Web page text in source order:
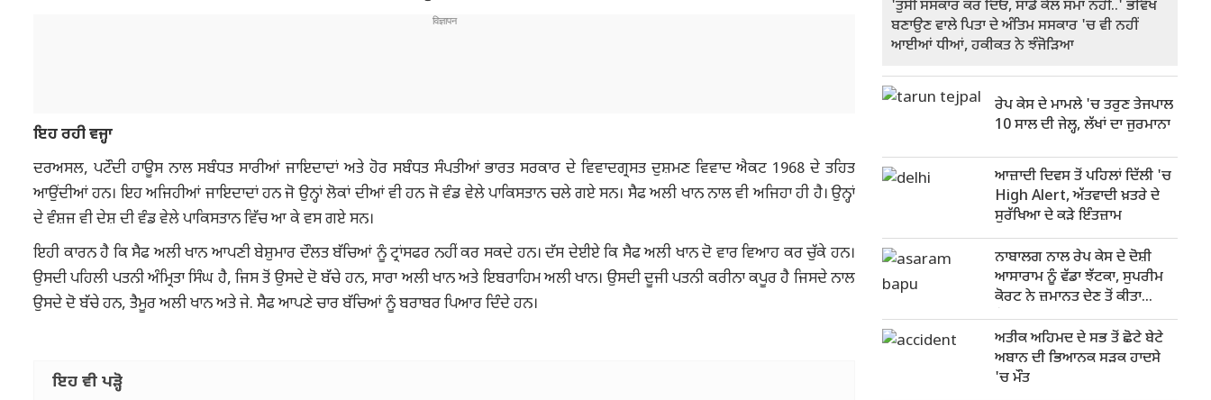
ਇਹ ਰਹੀ ਵਜ੍ਹਾ
ਦਰਅਸਲ, ਪਟੌਦੀ ਹਾਊਸ ਨਾਲ ਸਬੰਧਤ ਸਾਰੀਆਂ ਜਾਇਦਾਦਾਂ ਅਤੇ ਹੋਰ ਸਬੰਧਤ ਸੰਪਤੀਆਂ ਭਾਰਤ ਸਰਕਾਰ ਦੇ ਵਿਵਾਦਗ੍ਰਸਤ ਦੁਸ਼ਮਣ ਵਿਵਾਦ ਐਕਟ 1968 ਦੇ ਤਹਿਤ
ਆਉਂਦੀਆਂ ਹਨ। ਇਹ ਅਜਿਹੀਆਂ ਜਾਇਦਾਦਾਂ ਹਨ ਜੋ ਉਨ੍ਹਾਂ ਲੋਕਾਂ ਦੀਆਂ ਵੀ ਹਨ ਜੋ ਵੰਡ ਵੇਲੇ ਪਾਕਿਸਤਾਨ ਚਲੇ ਗਏ ਸਨ। ਸੈਫ ਅਲੀ ਖਾਨ ਨਾਲ ਵੀ ਅਜਿਹਾ ਹੀ ਹੈ। ਉਨ੍ਹਾਂ
ਦੇ ਵੰਸ਼ਜ ਵੀ ਦੇਸ਼ ਦੀ ਵੰਡ ਵੇਲੇ ਪਾਕਿਸਤਾਨ ਵਿੱਚ ਆ ਕੇ ਵਸ ਗਏ ਸਨ।
ਇਹੀ ਕਾਰਨ ਹੈ ਕਿ ਸੈਫ ਅਲੀ ਖਾਨ ਆਪਣੀ ਬੇਸ਼ੁਮਾਰ ਦੌਲਤ ਬੱਚਿਆਂ ਨੂੰ ਟ੍ਰਾਂਸਫਰ ਨਹੀਂ ਕਰ ਸਕਦੇ ਹਨ। ਦੱਸ ਦੇਈਏ ਕਿ ਸੈਫ ਅਲੀ ਖਾਨ ਦੋ ਵਾਰ ਵਿਆਹ ਕਰ ਚੁੱਕੇ ਹਨ।
ਉਸਦੀ ਪਹਿਲੀ ਪਤਨੀ ਅੰਮ੍ਰਿਤਾ ਸਿੰਘ ਹੈ, ਜਿਸ ਤੋਂ ਉਸਦੇ ਦੋ ਬੱਚੇ ਹਨ, ਸਾਰਾ ਅਲੀ ਖਾਨ ਅਤੇ ਇਬਰਾਹਿਮ ਅਲੀ ਖਾਨ। ਉਸਦੀ ਦੂਜੀ ਪਤਨੀ ਕਰੀਨਾ ਕਪੂਰ ਹੈ ਜਿਸਦੇ ਨਾਲ
ਉਸਦੇ ਦੋ ਬੱਚੇ ਹਨ, ਤੈਮੂਰ ਅਲੀ ਖਾਨ ਅਤੇ ਜੇ. ਸੈਫ ਆਪਣੇ ਚਾਰ ਬੱਚਿਆਂ ਨੂੰ ਬਰਾਬਰ ਪਿਆਰ ਦਿੰਦੇ ਹਨ।
ਇਹ ਵੀ ਪੜ੍ਹੋ
'ਤੁਸੀਂ ਸਸਕਾਰ ਕਰ ਦਿਓ, ਸਾਡੇ ਕੋਲ ਸਮਾਂ ਨਹੀਂ..' ਭਵਿੱਖ
ਬਣਾਉਣ ਵਾਲੇ ਪਿਤਾ ਦੇ ਅੰਤਿਮ ਸਸਕਾਰ 'ਚ ਵੀ ਨਹੀਂ
ਆਈਆਂ ਧੀਆਂ, ਹਕੀਕਤ ਨੇ ਝੰਜੋੜਿਆ
ਰੇਪ ਕੇਸ ਦੇ ਮਾਮਲੇ 'ਚ ਤਰੁਣ ਤੇਜਪਾਲ
10 ਸਾਲ ਦੀ ਜੇਲ੍ਹ, ਲੱਖਾਂ ਦਾ ਜੁਰਮਾਨਾ
ਆਜ਼ਾਦੀ ਦਿਵਸ ਤੋਂ ਪਹਿਲਾਂ ਦਿੱਲੀ 'ਚ
High Alert, ਅੱਤਵਾਦੀ ਖ਼ਤਰੇ ਦੇ
ਸੁਰੱਖਿਆ ਦੇ ਕੜੇ ਇੰਤਜ਼ਾਮ
ਨਾਬਾਲਗ ਨਾਲ ਰੇਪ ਕੇਸ ਦੇ ਦੋਸ਼ੀ
ਆਸਾਰਾਮ ਨੂੰ ਵੱਡਾ ਝੱਟਕਾ, ਸੁਪਰੀਮ
ਕੋਰਟ ਨੇ ਜ਼ਮਾਨਤ ਦੇਣ ਤੋਂ ਕੀਤਾ
ਇਨਕਾਰ
ਅਤੀਕ ਅਹਿਮਦ ਦੇ ਸਭ ਤੋਂ ਛੋਟੇ ਬੇਟੇ
ਅਬਾਨ ਦੀ ਭਿਆਨਕ ਸੜਕ ਹਾਦਸੇ
'ਚ ਮੌਤ